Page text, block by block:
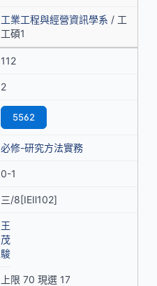
工業工程與經營資訊學系 / 工
工碩1
112
2
5562
必修-研究方法實務
0-1
三/8[IEⅡ102]
王
茂
駿
上限 70 現選 17